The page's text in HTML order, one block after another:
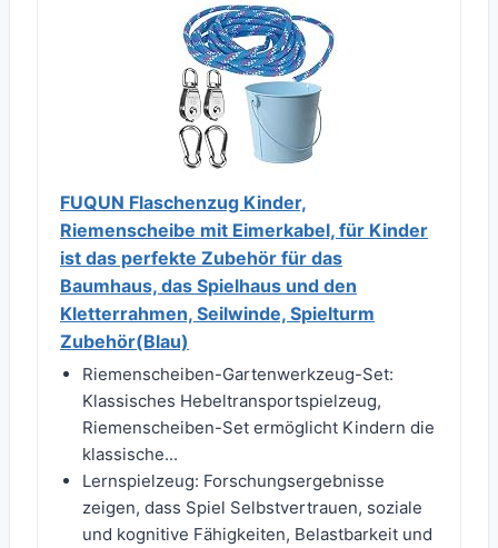
FUQUN Flaschenzug Kinder,
Riemenscheibe mit Eimerkabel, für Kinder
ist das perfekte Zubehör für das
Baumhaus, das Spielhaus und den
Kletterrahmen, Seilwinde, Spielturm
Zubehör(Blau)
Riemenscheiben-Gartenwerkzeug-Set:
Klassisches Hebeltransportspielzeug,
Riemenscheiben-Set ermöglicht Kindern die
klassische...
Lernspielzeug: Forschungsergebnisse
zeigen, dass Spiel Selbstvertrauen, soziale
und kognitive Fähigkeiten, Belastbarkeit und